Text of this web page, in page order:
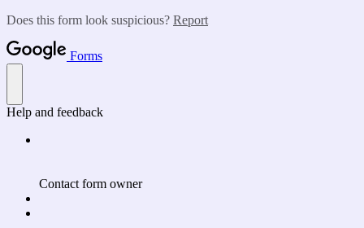
Does this form look suspicious? Report
Forms
Help and feedback
Contact form owner